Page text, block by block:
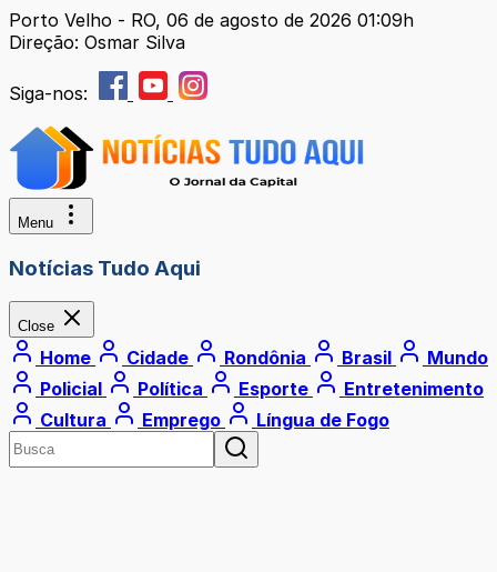
Porto Velho - RO, 06 de agosto de 2026 01:09h
Direção: Osmar Silva
Siga-nos:
Menu
Notícias Tudo Aqui
Close
Home Cidade Rondônia Brasil
Mundo
Policial
Política Esporte
Entretenimento
Cultura
Emprego Língua de Fogo